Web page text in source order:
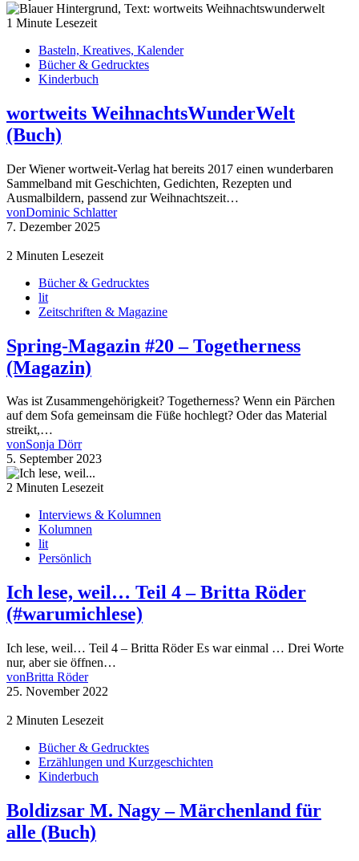
1 Minute Lesezeit
Basteln, Kreatives, Kalender
Bücher & Gedrucktes
Kinderbuch
wortweits WeihnachtsWunderWelt
(Buch)
Der Wiener wortweit-Verlag hat bereits 2017 einen wunderbaren
Sammelband mit Geschichten, Gedichten, Rezepten und
Ausmalbildern, passend zur Weihnachtszeit…
vonDominic Schlatter
7. Dezember 2025
2 Minuten Lesezeit
Bücher & Gedrucktes
lit
Zeitschriften & Magazine
Spring-Magazin #20 – Togetherness
(Magazin)
Was ist Zusammengehörigkeit? Togetherness? Wenn ein Pärchen
auf dem Sofa gemeinsam die Füße hochlegt? Oder das Material
streikt,…
vonSonja Dörr
5. September 2023
2 Minuten Lesezeit
Interviews & Kolumnen
Kolumnen
lit
Persönlich
Ich lese, weil… Teil 4 – Britta Röder
(#warumichlese)
Ich lese, weil… Teil 4 – Britta Röder Es war einmal … Drei Worte
nur, aber sie öffnen…
vonBritta Röder
25. November 2022
2 Minuten Lesezeit
Bücher & Gedrucktes
Erzählungen und Kurzgeschichten
Kinderbuch
Boldizsar M. Nagy – Märchenland für
alle (Buch)